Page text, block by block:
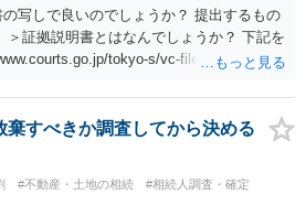
写しで良いのでしょうか？ 提出するもの
＞証拠説明書とはなんでしょうか？ 下記を
tokyo-s/vc-files/tokyo-s/file/
棄すべきか調査してから決める
#不動産・土地の相続
#相続人調査・確定